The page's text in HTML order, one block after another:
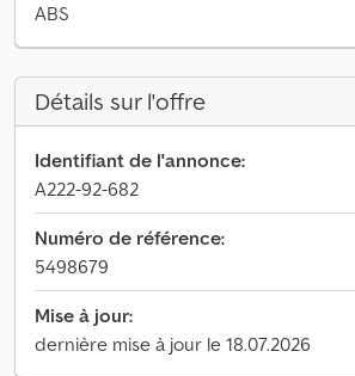
ABS
Détails sur l'offre
Identifiant de l'annonce:
A222-92-682
Numéro de référence:
5498679
Mise à jour:
dernière mise à jour le 18.07.2026